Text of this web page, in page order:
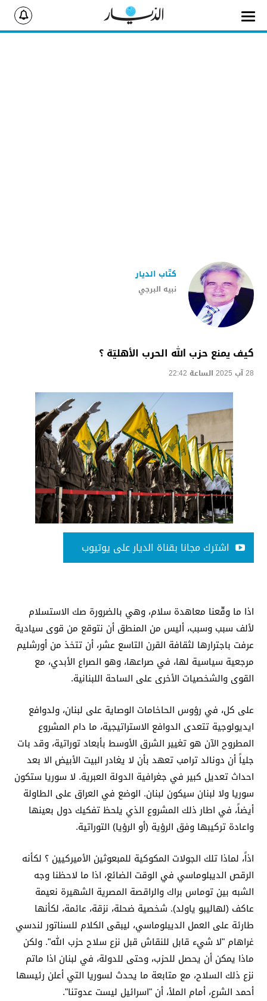
نبيه البرجي
كتّاب الديار
كيف يمنع حزب الله الحرب الأهليّة ؟
28 آب 2025 الساعة 22:42
اشترك مجانا بقناة الديار على يوتيوب
اذا ما وقّعنا معاهدة سلام، وهي بالضرورة صك الاستسلام
لألف سبب وسبب، أليس من المنطق أن نتوقع من قوى سيادية
عرفت باجترارها لثقافة القرن التاسع عشر، أن تتخذ من أورشليم
مرجعية سياسية لها، في صراعها، وهو الصراع الأبدي، مع
القوى والشخصيات الأخرى على الساحة اللبنانية.
على كل، في رؤوس الحاخامات الوصاية على لبنان، ولدوافع
ايديولوجية تتعدى الدوافع الاستراتيجية، ما دام المشروع
المطروح الآن هو تغيير الشرق الأوسط بأبعاد توراتية، وقد بات
جلياً أن دونالد ترامب تعهد بأن لا يغادر البيت الأبيض الا بعد
احداث تعديل كبير في جغرافية الدولة العبرية. لا سوريا ستكون
سوريا ولا لبنان سيكون لبنان. الوضع في العراق على الطاولة
أيضاً، في اطار ذلك المشروع الذي يلحظ تفكيك دول بعينها
واعادة تركيبها وفق الرؤية (أو الرؤيا) التوراتية.
اذاً، لماذا تلك الجولات المكوكية للمبعوثين الأميركيين ؟ لكأنه
الرقص الديبلوماسي في الوقت الضائع، اذا ما لاحظنا وجه
الشبه بين توماس براك والراقصة المصرية الشهيرة نعيمة
عاكف (لهاليبو ياولد). شخصية ضحلة، نزقة، عائمة، لكأنها
طارئة على العمل الديبلوماسي، ليبقى الكلام للسناتور لندسي
غراهام "لا شيء قابل للنقاش قبل نزع سلاح حزب الله". ولكن
ماذا يمكن أن يحصل للحزب، وحتى للدولة، في لبنان اذا ماتم
نزع ذلك السلاح، مع متابعة ما يحدث لسوريا التي أعلن رئيسها
أحمد الشرع، أمام الملأ، أن "اسرائيل ليست عدوتنا".